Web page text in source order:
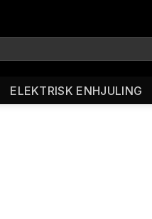
ELEKTRISK ENHJULING